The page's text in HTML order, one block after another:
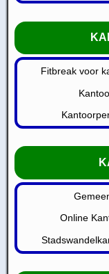
Fitbreak voor
Online